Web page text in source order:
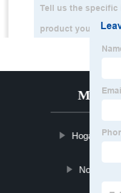
MENÚ
Hogar
Noticias